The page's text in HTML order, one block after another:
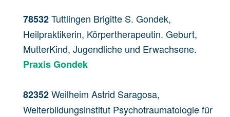
78532Tuttlingen Brigitte S. Gondek,
Heilpraktikerin, Körpertherapeutin. Geburt,
MutterKind, Jugendliche und Erwachsene.
Praxis Gondek
82352Weilheim Astrid Saragosa,
Weiterbildungsinstitut Psychotraumatologie für